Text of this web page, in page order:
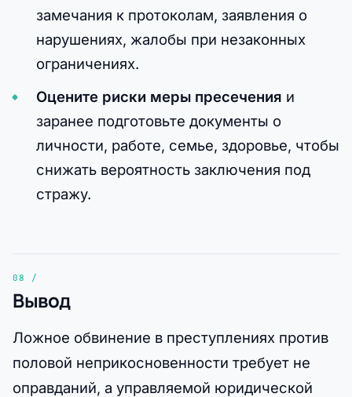
замечания к протоколам, заявления о
нарушениях, жалобы при незаконных
ограничениях.
Оцените риски меры пресечения и
заранее подготовьте документы о
личности, работе, семье, здоровье, чтобы
снижать вероятность заключения под
стражу.
Вывод
Ложное обвинение в преступлениях против
половой неприкосновенности требует не
оправданий, а управляемой юридической